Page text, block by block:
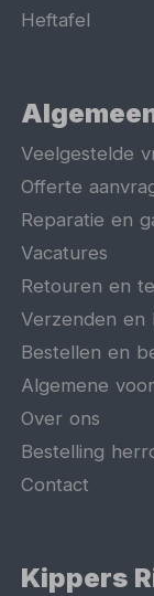
Heftafel
Veelgestelde
Offerte
Reparatie en
Vacatures
Retouren en
Verzenden en
Bestellen en
Algemene
Over ons
Bestelling
Contact
Kippers